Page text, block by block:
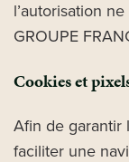
l’autorisation
GROUPE
Cookies et
Afin de garantir
faciliter une